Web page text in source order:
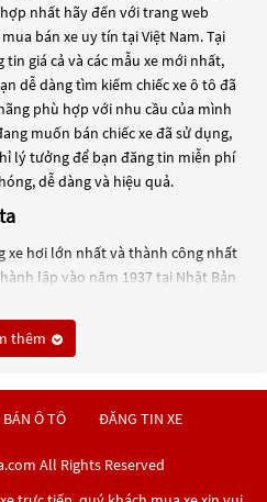
nhất hãy đến với trang web
bán xe uy tín tại Việt Nam. Tại
giá cả và các mẫu xe mới nhất,
dễ dàng tìm kiếm chiếc xe ô tô đã
phù hợp với nhu cầu của mình
muốn bán chiếc xe đã sử dụng,
lý tưởng để bạn đăng tin miễn phí
dễ dàng và hiệu quả.
hơi lớn nhất và thành công nhất
lập vào năm 1937 tại Nhật Bản
hơi đa dạng từ xe hạng nhỏ, sedan,
luôn được đánh giá cao về hiệu
Toyota Highlander hay Toyota
thêm
BÁN Ô TÔ ĐĂNG TIN XE
All Rights Reserved